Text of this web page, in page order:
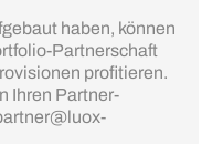
haben, können
Partnerschaft
profitieren.
Ihren Partner-